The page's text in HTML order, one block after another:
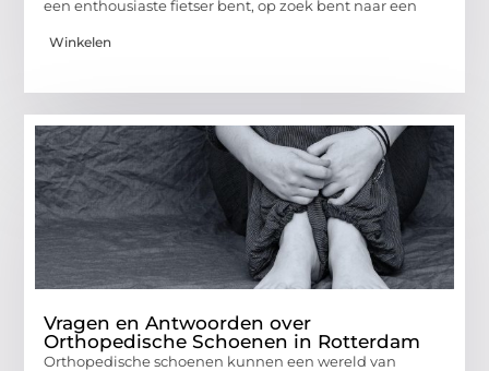
een enthousiaste fietser bent, op zoek bent naar een
Winkelen
Vragen en Antwoorden over
Orthopedische Schoenen in Rotterdam
Orthopedische schoenen kunnen een wereld van